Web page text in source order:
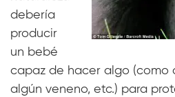
debería
producir
un bebé
capaz de hacer algo (como
algún veneno, etc.) para